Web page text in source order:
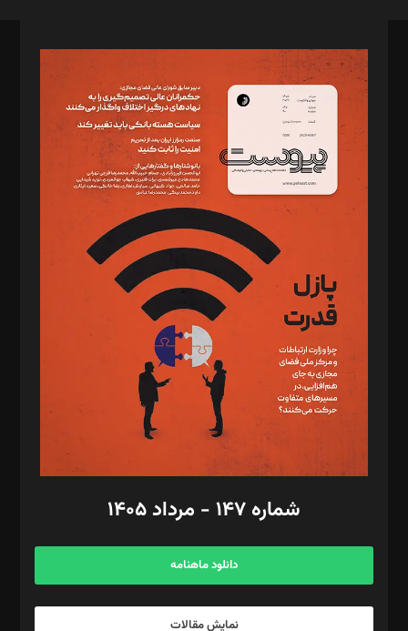
مدیر مسئول: محمدباقر اثنی‌عشری
سردبیر: مهرک محمودی
دبیر تحریریه: میثم قاسمی
د‌بیر ناداستان: سمانه سمیع
د‌بیر خدمت و تجارت: ابوالفضل رجبی
د‌بیر حقوق فناوری: حسام‌الدین ایپکچی
د‌بیر پیوست جهان: مینا پاکدل
د‌بیر تحریریه آنلاین: بابک نقاش
تحریریه‌: مجتبی محمود‌ی، آرش برهمند، یسنا امان‌پور، سروش کرمیان،
مصطفی مسجدی آرانی، ابوالفضل رجبی، زهرا فکرانه، فائزه فتحی
رستمی،مصطفی باستان
ویرایش: نگار استاد‌‌آقا
طراح یونیفرم: مجید توکلی
فیلمبرداری و عکاسی: امیر شفیعی، مانی لطفی زاده
گرافیک و صفحه‌آرایی: سید‌سبحان‌علی ثابت
مد‌یر توسعه تجاری: کامبیز برید‌
امور مالی: شاپور رهبری، محمد‌ کاظمی‌نیا
آگهی و مشترکین: ۰۹۱۹۹۹۹۰۴۵۴
شماره ۱۴۷ - مرداد ۱۴۰۵
دانلود ماهنامه
نمایش مقالات